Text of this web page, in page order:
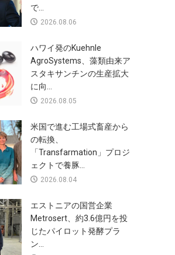
で...
2026.08.06
ハワイ発のKuehnle
AgroSystems、藻類由来ア
スタキサンチンの生産拡大
に向...
2026.08.05
米国で進む工場式畜産から
の転換、
「Transfarmation」プロジ
ェクトで養豚...
2026.08.04
エストニアの国営企業
Metrosert、約3.6億円を投
じたパイロット発酵プラ
ン...